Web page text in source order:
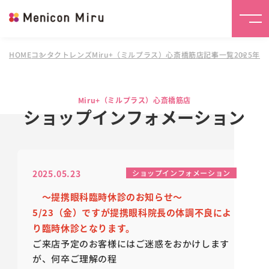
HOMEコンタクトレンズMiru+（ミルプラス）心斎橋筋店記事一覧2025年
Miru+（ミルプラス）心斎橋筋店
ショップインフォメーション
2025.05.23 ショップインフォメーション
～提携眼科臨時休診のお知らせ～
5/23（金）ですが提携眼科院長の体調不良によ
り臨時休診となります。
ご来店予定のお客様にはご迷惑をおかけします
が、何卒ご理解の程